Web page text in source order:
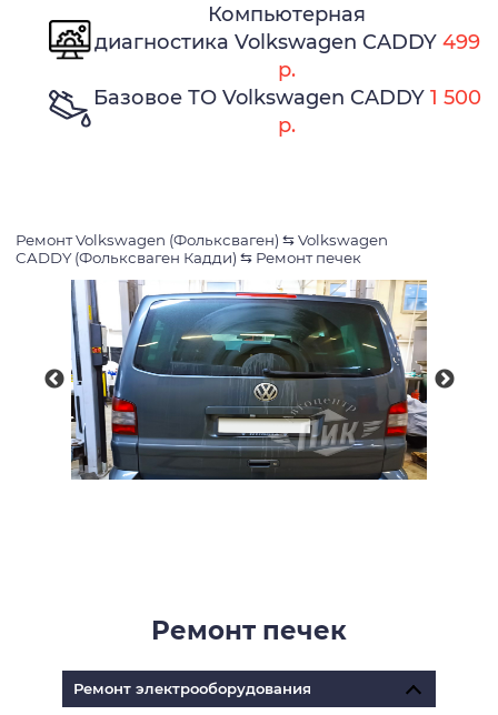
Компьютерная
диагностика Volkswagen CADDY 499
р.
Базовое ТО Volkswagen CADDY 1 500
р.
Ремонт Volkswagen (Фольксваген) ⇆ Volkswagen
CADDY (Фольксваген Кадди) ⇆ Ремонт печек
Ремонт печек
Ремонт электрооборудования